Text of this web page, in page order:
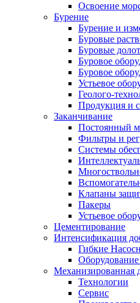
Освоение
Бурение
Бурение и
Буровые
Буровые
Буровое
Буровое
Устьевое
Геолого-
Продукция и
Заканчивание
Постоянный
Фильтры и
Cистемы
Клапаны
Пакеры
Устьевое
Цементирование
Интенсификация
Гибкие
Механизированная
Технологии
Сервис